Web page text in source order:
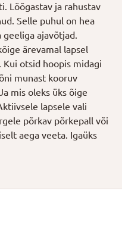
Lõõgastav ja rahustav
Selle puhul on hea
ajavõtjad.
ärevamal lapsel
otsid hoopis midagi
munast kooruv
mis oleks üks õige
lapsele vali
põrkav põrkepall või
aega veeta. Igaüks